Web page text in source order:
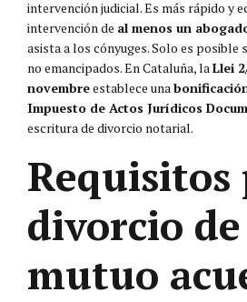
intervención judicial. Es más rápido y
intervención de al menos un
asista a los cónyuges. Solo es posible
no emancipados. En Cataluña, la Llei
novembreestablece una
Impuesto de Actos Jurídicos
escritura de divorcio notarial.
Requisitos
divorcio de
mutuo